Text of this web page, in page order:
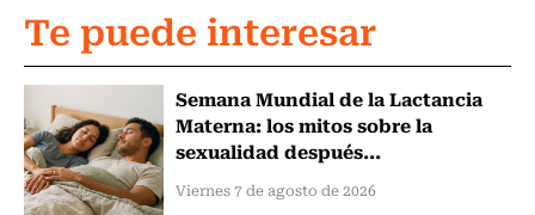
Te puede interesar
Semana Mundial de la Lactancia
Materna: los mitos sobre la
sexualidad después...
Viernes 7 de agosto de 2026